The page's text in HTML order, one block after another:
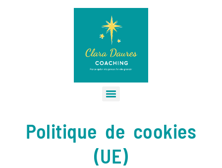
Politique de cookies
(UE)